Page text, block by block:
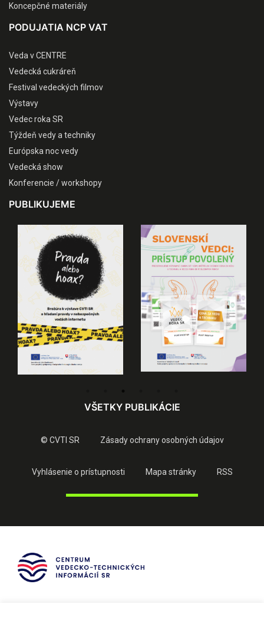
Koncepčné materiály
PODUJATIA NCP VAT
Veda v CENTRE
Vedecká cukráreň
Festival vedeckých filmov
Výstavy
Vedec roka SR
Týždeň vedy a techniky
Európska noc vedy
Vedecká show
Konferencie / workshopy
PUBLIKUJEME
VŠETKY PUBLIKÁCIE
© CVTI SR Zásady ochrany osobných údajov
Vyhlásenie o prístupnosti Mapa stránky RSS